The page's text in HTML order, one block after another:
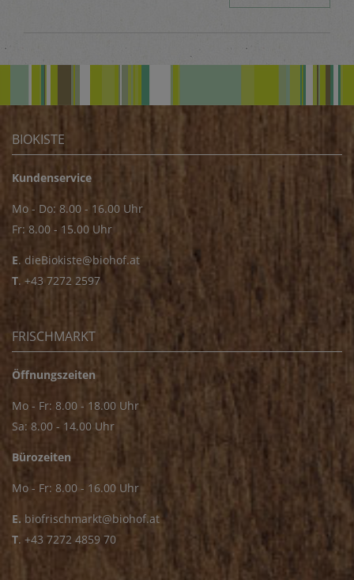
BIOKISTE
Kundenservice
Mo - Do: 8.00 - 16.00 Uhr
Fr: 8.00 - 15.00 Uhr
E. dieBiokiste@biohof.at
T. +43 7272 2597
FRISCHMARKT
Öffnungszeiten
Mo - Fr: 8.00 - 18.00 Uhr
Sa: 8.00 - 14.00 Uhr
Bürozeiten
Mo - Fr: 8.00 - 16.00 Uhr
E. biofrischmarkt@biohof.at
T. +43 7272 4859 70